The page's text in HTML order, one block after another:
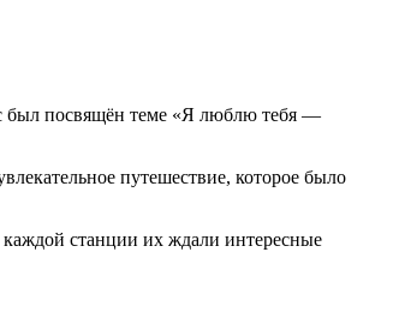
был посвящён теме «Я люблю тебя —
путешествие, которое было
станции их ждали интересные